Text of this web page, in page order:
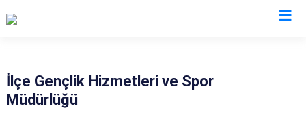
Bahçesaray
İlçe Gençlik Hizmetleri ve Spor
Müdürlüğü